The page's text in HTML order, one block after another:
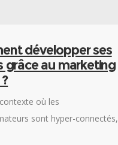
développer ses
grâce au marketing
où les
sont hyper-connectés,